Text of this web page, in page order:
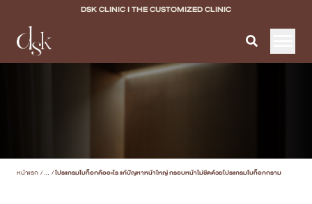
DSK CLINIC I THE CUSTOMIZED CLINIC
Program Filler & Lifting
หน้าแรก /... /โปรแกรมโบท็อกคืออะไร แก้ปัญหาหน้าใหญ่ กรอบหน้าไม่ชัดด้วยโปรแกรมโบท็อกกราม